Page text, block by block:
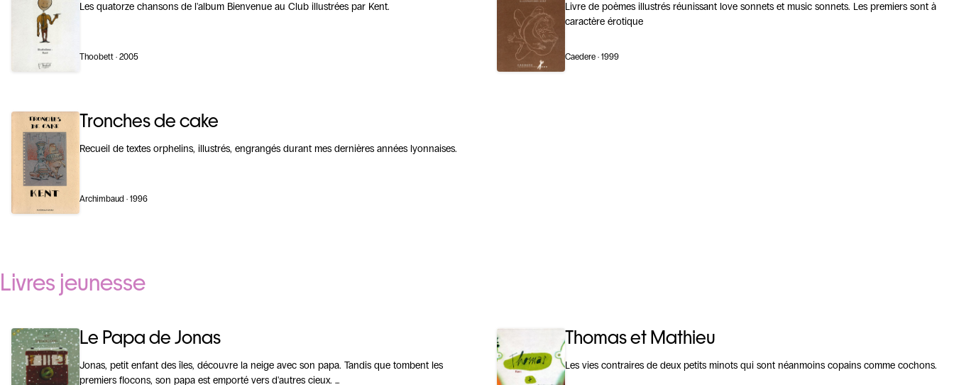
Les quatorze chansons de l'album Bienvenue au Club illustrées par Kent.
Thoobett · 2005
Livre de poèmes illustrés réunissant love sonnets et music sonnets. Les premiers sont à
caractère érotique
Caedere · 1999
Tronches de cake
Recueil de textes orphelins, illustrés, engrangés durant mes dernières années lyonnaises.
Archimbaud · 1996
Livres jeunesse
Le Papa de Jonas
Jonas, petit enfant des îles, découvre la neige avec son papa. Tandis que tombent les
premiers flocons, son papa est emporté vers d'autres cieux. …
Thomas et Mathieu
Les vies contraires de deux petits minots qui sont néanmoins copains comme cochons.